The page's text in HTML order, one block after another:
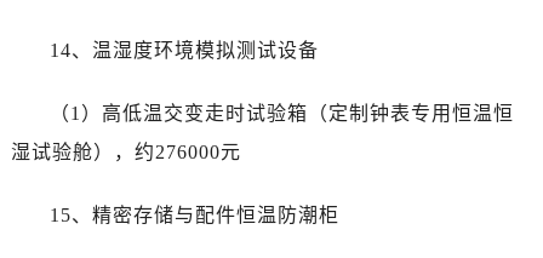
14、温湿度环境模拟测试设备
（1）高低温交变走时试验箱（定制钟表专用恒温恒
湿试验舱），约276000元
15、精密存储与配件恒温防潮柜